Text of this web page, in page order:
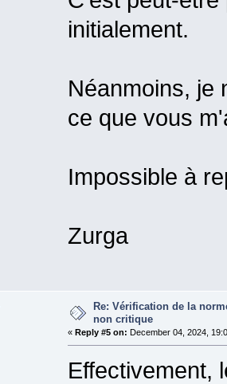
initialement.
Néanmoins, je
ce que vous
Impossible à
Zurga
Re: Vérification de la
non critique
« Reply #5 on: December 04, 2024,
Effectivement,